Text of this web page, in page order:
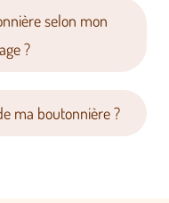
selon mon
?
ma boutonnière ?